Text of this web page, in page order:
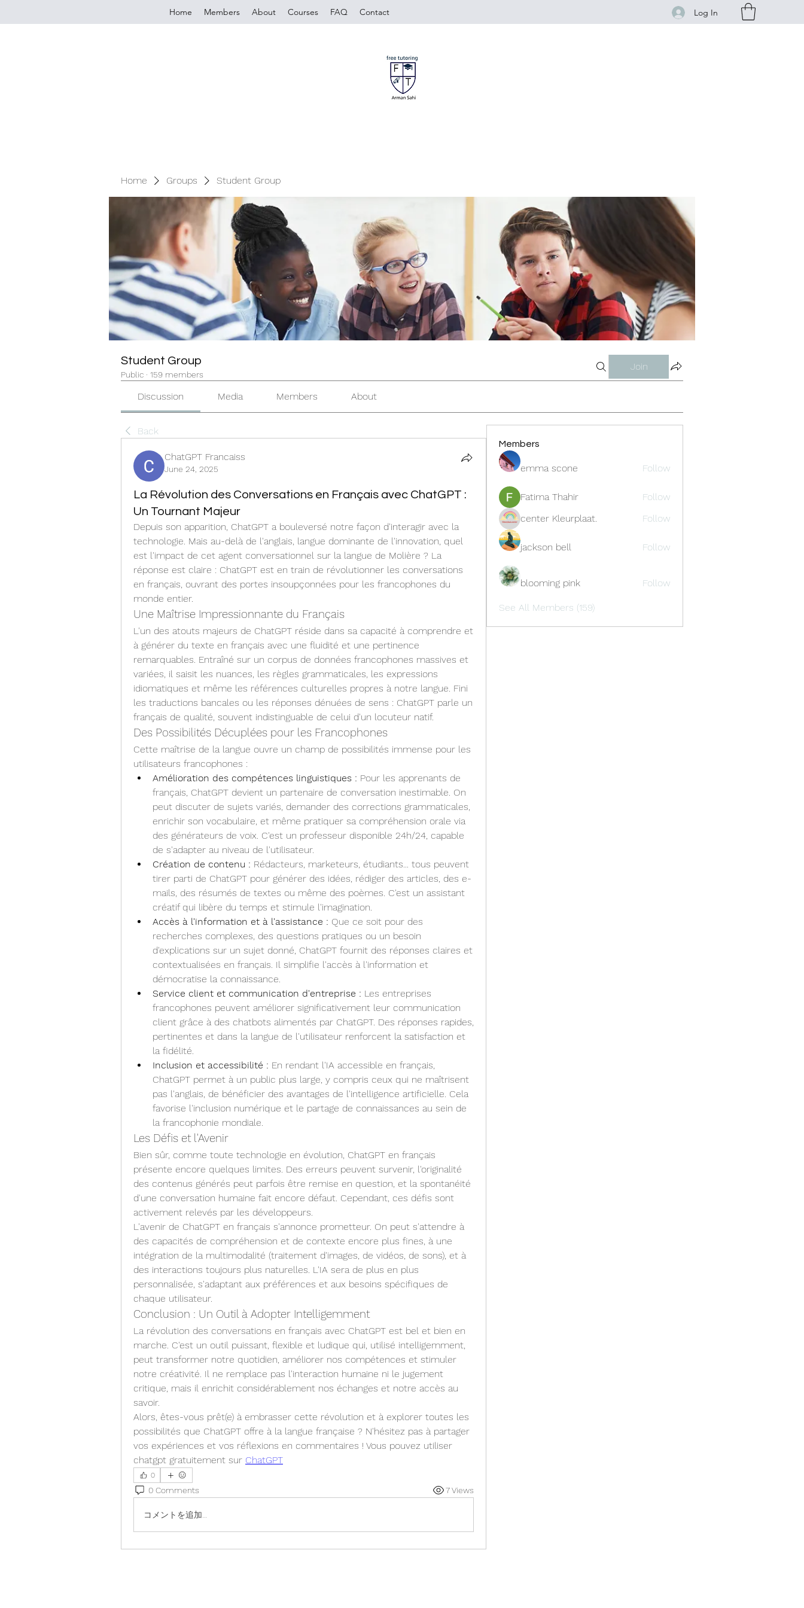
Home Members About Courses FAQ Contact Log In
Home Groups Student Group
Student Group
Public · 159 members
Join
Discussion Media Members About
Back
ChatGPT Francaiss
June 24, 2025
La Révolution des Conversations en Français avec ChatGPT :
Un Tournant Majeur
Depuis son apparition, ChatGPT a bouleversé notre façon d'interagir avec la
technologie. Mais au-delà de l'anglais, langue dominante de l'innovation, quel
est l'impact de cet agent conversationnel sur la langue de Molière ? La
réponse est claire : ChatGPT est en train de révolutionner les conversations
en français, ouvrant des portes insoupçonnées pour les francophones du
monde entier.
Une Maîtrise Impressionnante du Français
L'un des atouts majeurs de ChatGPT réside dans sa capacité à comprendre et
à générer du texte en français avec une fluidité et une pertinence
remarquables. Entraîné sur un corpus de données francophones massives et
variées, il saisit les nuances, les règles grammaticales, les expressions
idiomatiques et même les références culturelles propres à notre langue. Fini
les traductions bancales ou les réponses dénuées de sens : ChatGPT parle un
français de qualité, souvent indistinguable de celui d'un locuteur natif.
Des Possibilités Décuplées pour les Francophones
Cette maîtrise de la langue ouvre un champ de possibilités immense pour les
utilisateurs francophones :
Amélioration des compétences linguistiques : Pour les apprenants de
français, ChatGPT devient un partenaire de conversation inestimable. On
peut discuter de sujets variés, demander des corrections grammaticales,
enrichir son vocabulaire, et même pratiquer sa compréhension orale via
des générateurs de voix. C'est un professeur disponible 24h/24, capable
de s'adapter au niveau de l'utilisateur.
Création de contenu : Rédacteurs, marketeurs, étudiants... tous peuvent
tirer parti de ChatGPT pour générer des idées, rédiger des articles, des e-
mails, des résumés de textes ou même des poèmes. C'est un assistant
créatif qui libère du temps et stimule l'imagination.
Accès à l'information et à l'assistance : Que ce soit pour des
recherches complexes, des questions pratiques ou un besoin
d'explications sur un sujet donné, ChatGPT fournit des réponses claires et
contextualisées en français. Il simplifie l'accès à l'information et
démocratise la connaissance.
Service client et communication d'entreprise : Les entreprises
francophones peuvent améliorer significativement leur communication
client grâce à des chatbots alimentés par ChatGPT. Des réponses rapides,
pertinentes et dans la langue de l'utilisateur renforcent la satisfaction et
la fidélité.
Inclusion et accessibilité : En rendant l'IA accessible en français,
ChatGPT permet à un public plus large, y compris ceux qui ne maîtrisent
pas l'anglais, de bénéficier des avantages de l'intelligence artificielle. Cela
favorise l'inclusion numérique et le partage de connaissances au sein de
la francophonie mondiale.
Les Défis et l'Avenir
Bien sûr, comme toute technologie en évolution, ChatGPT en français
présente encore quelques limites. Des erreurs peuvent survenir, l'originalité
des contenus générés peut parfois être remise en question, et la spontanéité
d'une conversation humaine fait encore défaut. Cependant, ces défis sont
activement relevés par les développeurs.
L'avenir de ChatGPT en français s'annonce prometteur. On peut s'attendre à
des capacités de compréhension et de contexte encore plus fines, à une
intégration de la multimodalité (traitement d'images, de vidéos, de sons), et à
des interactions toujours plus naturelles. L'IA sera de plus en plus
personnalisée, s'adaptant aux préférences et aux besoins spécifiques de
chaque utilisateur.
Conclusion : Un Outil à Adopter Intelligemment
La révolution des conversations en français avec ChatGPT est bel et bien en
marche. C'est un outil puissant, flexible et ludique qui, utilisé intelligemment,
peut transformer notre quotidien, améliorer nos compétences et stimuler
notre créativité. Il ne remplace pas l'interaction humaine ni le jugement
critique, mais il enrichit considérablement nos échanges et notre accès au
savoir.
Alors, êtes-vous prêt(e) à embrasser cette révolution et à explorer toutes les
possibilités que ChatGPT offre à la langue française ? N'hésitez pas à partager
vos expériences et vos réflexions en commentaires ! Vous pouvez utiliser
chatgpt gratuitement sur ChatGPT
0
0 Comments 7 Views
コメントを追加…
Members
emma scone Follow
Fatima Thahir
Follow
center Kleurplaat.
Follow
jackson bell Follow
blooming pink Follow
See All Members (159)